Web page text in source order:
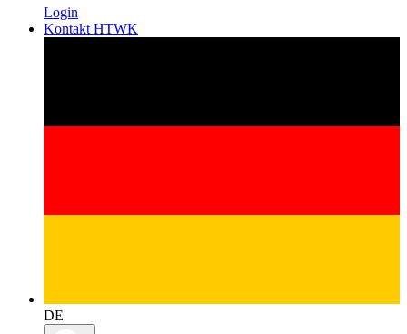
Login
Kontakt HTWK
DE